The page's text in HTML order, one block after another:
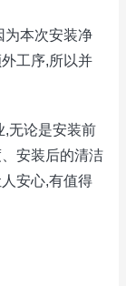
本次安装净
工序,所以并
论是安装前
安装后的清洁
安心,有值得